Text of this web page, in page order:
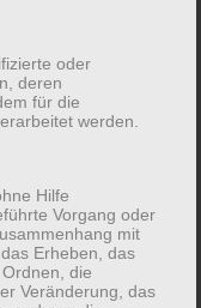
Liebig-
der Universität
oder
deren
für die
werden.
Hilfe
Vorgang oder
mit
Erheben, das
die
Veränderung, das